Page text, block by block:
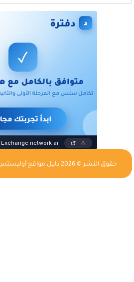
حقوق النشر © 2026 دليل مواقع آوليستس